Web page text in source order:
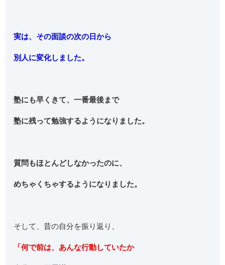
実は、その面談の次の日から
別人に変化しました。
塾にも早くきて、一番最後まで
塾に残って勉強するようになりました。
質問もほとんどしなかったのに、
めちゃくちゃするようになりました。
そして、昔の自分を振り返り、
「何で前は、あんな行動していたか